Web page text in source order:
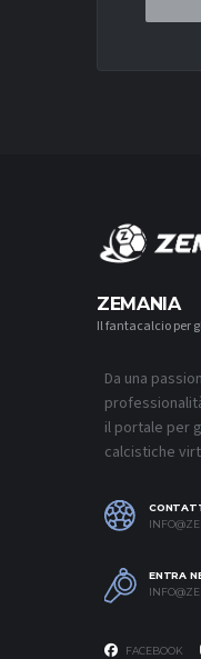
ZEMANIA
Il fantacalcio per
Da una
il portale per
calcistiche
ENTRA
FACEBOOK